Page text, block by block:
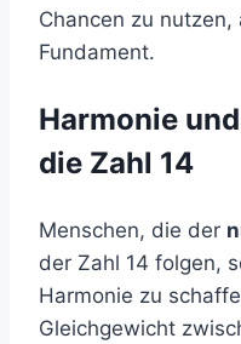
Chancen zu
Fundament.
Harmonie
die Zahl 14
Menschen, die der
der Zahl 14 folgen,
Harmonie zu
Gleichgewicht